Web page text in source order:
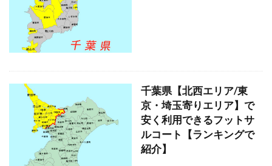
千葉県【北西エリア/東
京・埼玉寄りエリア】で
安く利用できるフットサ
ルコート【ランキングで
紹介】